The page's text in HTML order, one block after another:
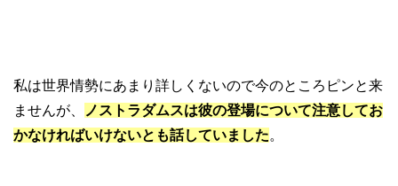
私は世界情勢にあまり詳しくないので今のところピンと来
ませんが、
ノストラダムスは彼の登場について注意してお
かなければいけないとも話していました。